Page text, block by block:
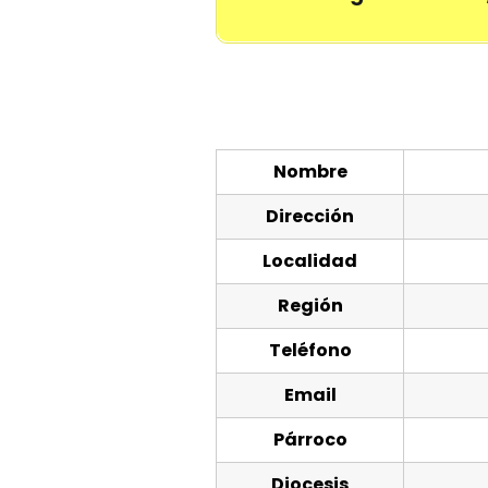
Nombre
Dirección
Localidad
Región
Teléfono
Email
Párroco